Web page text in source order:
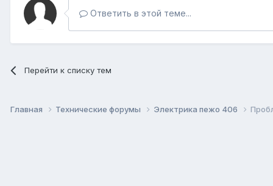
Ответить в этой теме...
Перейти к списку тем
Главная Технические форумы Электрика пежо 406